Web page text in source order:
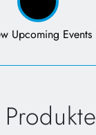
Upcoming Events